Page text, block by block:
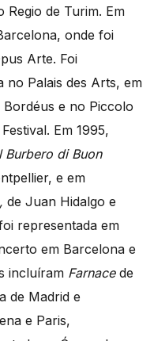
de Turim. Em
onde foi
Arte. Foi
no Palais des Arts, em
e no Piccolo
Em 1995,
Burbero di Buon
e em
de Juan Hidalgo e
representada em
em Barcelona e
incluíram Farnace de
de Madrid e
e Paris,